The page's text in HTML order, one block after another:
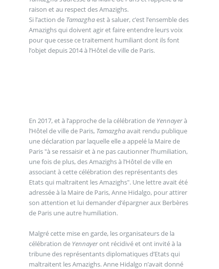
raison et au respect des Amazighs.
Si l’action de Tamazghaest à saluer, c’est l’ensemble des
Amazighs qui doivent agir et faire entendre leurs voix
pour que cesse ce traitement humiliant dont ils font
l’objet depuis 2014 à l’Hôtel de ville de Paris.
En 2017, et à l’approche de la célébration de Yennayerà
l’Hôtel de ville de Paris, Tamazghaavait rendu publique
une déclaration par laquelle elle a appelé la Maire de
Paris "à se ressaisir et à ne pas cautionner l’humiliation,
une fois de plus, des Amazighs à l’Hôtel de ville en
associant à cette célébration des représentants des
Etats qui maltraitent les Amazighs". Une lettre avait été
adressée à la Maire de Paris, Anne Hidalgo, pour attirer
son attention et lui demander d’épargner aux Berbères
de Paris une autre humiliation.
Malgré cette mise en garde, les organisateurs de la
célébration de Yennayeront récidivé et ont invité à la
tribune des représentants diplomatiques d’Etats qui
maltraitent les Amazighs. Anne Hidalgo n’avait donné